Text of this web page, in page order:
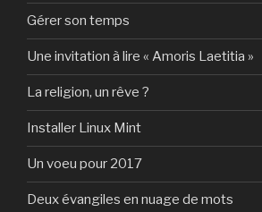
Gérer son temps
Une invitation à lire « Amoris Laetitia »
La religion, un rêve ?
Installer Linux Mint
Un voeu pour 2017
Deux évangiles en nuage de mots